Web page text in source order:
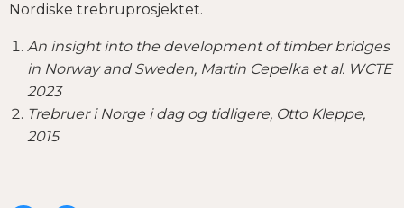
Nordiske trebruprosjektet.
An insight into the development of timber bridges
in Norway and Sweden, Martin Cepelka et al. WCTE
2023
Trebruer i Norge i dag og tidligere, Otto Kleppe,
2015